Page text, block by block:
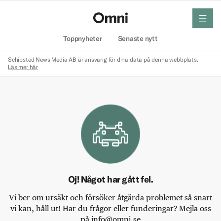
Toppnyheter Senaste nytt
meny
Schibsted News Media AB är ansvarig för dina data på denna webbplats.
Läs mer här
Oj! Något har gått fel.
Vi ber om ursäkt och försöker åtgärda problemet så snart
vi kan, håll ut! Har du frågor eller funderingar? Mejla oss